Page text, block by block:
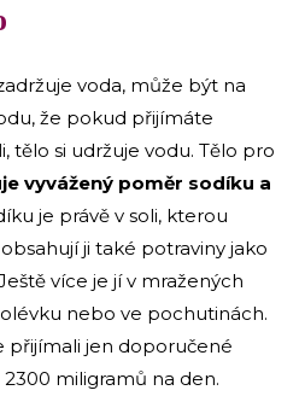
voda, může být na
že pokud přijímáte
tělo si udržuje vodu. Tělo pro
vyvážený poměr sodíku a
je právě v soli, kterou
ji také potraviny jako
více je jí v mražených
nebo ve pochutinách.
přijímali jen doporučené
miligramů na den.